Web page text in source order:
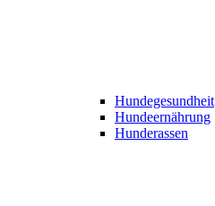
Hundegesundheit
Hundeernährung
Hunderassen